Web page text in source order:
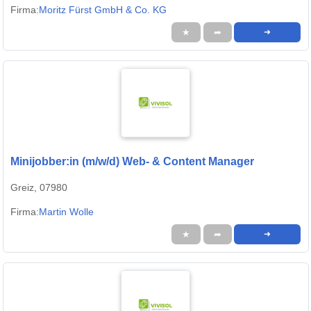
Firma:Moritz Fürst GmbH & Co. KG
★ ➦ ➜
Minijobber:in (m/w/d) Web- & Content Manager
Greiz, 07980
Firma:Martin Wolle
★ ➦ ➜